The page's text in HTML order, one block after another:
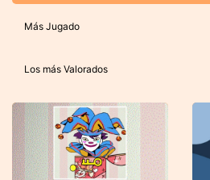
Más Jugado
Los más Valorados